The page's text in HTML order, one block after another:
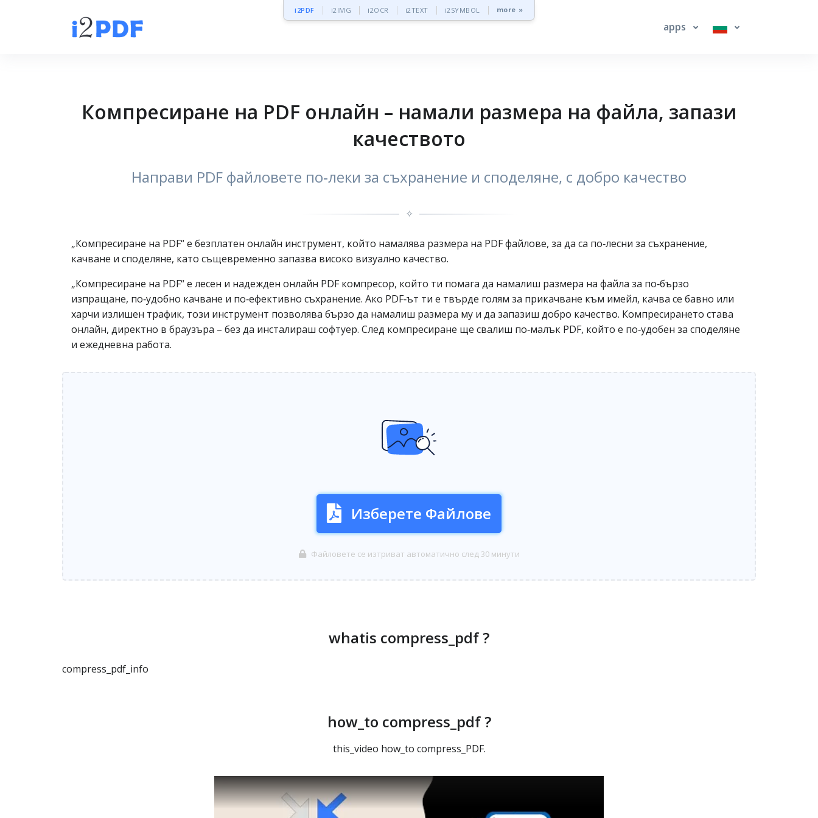
i2PDF i2IMG i2OCR i2TEXT i2SYMBOL more »
apps
Компресиране на PDF онлайн – намали размера на файла, запази
качеството
Направи PDF файловете по‑леки за съхранение и споделяне, с добро качество
✧
„Компресиране на PDF“ е безплатен онлайн инструмент, който намалява размера на PDF файлове, за да са по‑лесни за съхранение,
качване и споделяне, като същевременно запазва високо визуално качество.
„Компресиране на PDF“ е лесен и надежден онлайн PDF компресор, който ти помага да намалиш размера на файла за по‑бързо
изпращане, по‑удобно качване и по‑ефективно съхранение. Ако PDF‑ът ти е твърде голям за прикачване към имейл, качва се бавно или
харчи излишен трафик, този инструмент позволява бързо да намалиш размера му и да запазиш добро качество. Компресирането става
онлайн, директно в браузъра – без да инсталираш софтуер. След компресиране ще свалиш по‑малък PDF, който е по‑удобен за споделяне
и ежедневна работа.
Изберете Файлове
Файловете се изтриват автоматично след 30 минути
whatis compress_pdf ?
compress_pdf_info
how_to compress_pdf ?
this_video how_to compress_PDF.